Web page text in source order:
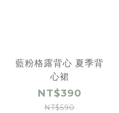
藍粉格露背心 夏季背
心裙
NT$390
NT$590